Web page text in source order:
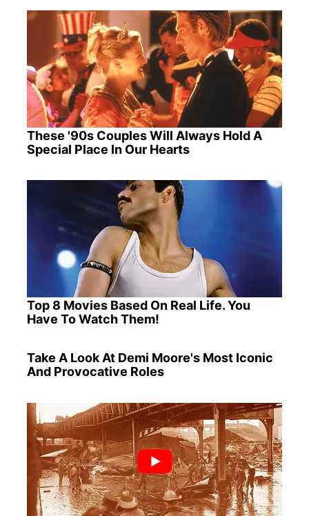
These '90s Couples Will Always Hold A
Special Place In Our Hearts
Top 8 Movies Based On Real Life. You
Have To Watch Them!
Take A Look At Demi Moore's Most Iconic
And Provocative Roles